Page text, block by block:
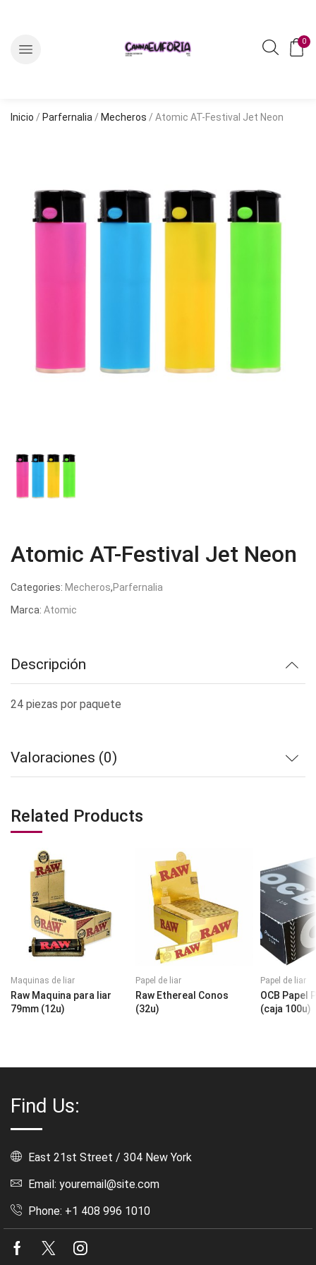
0
Inicio / Parfernalia / Mecheros / Atomic AT-Festival Jet Neon
Atomic AT-Festival Jet Neon
Categories: Mecheros,Parfernalia
Marca: Atomic
Descripción
24 piezas por paquete
Valoraciones (0)
Related Products
Maquinas de liar
Raw Maquina para liar
79mm (12u)
Papel de liar
Raw Ethereal Conos
(32u)
Papel de liar
OCB Papel
(caja 100u)
Find Us:
East 21st Street / 304 New York
Email: youremail@site.com
Phone: +1 408 996 1010
Facebook
Twitter